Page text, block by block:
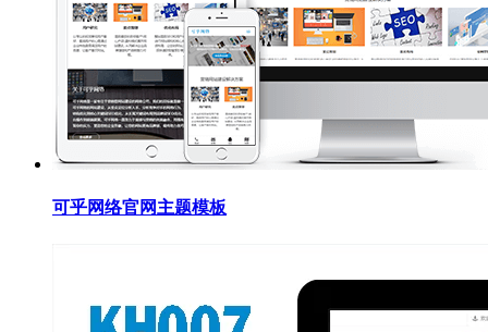
可乎网络官网主题模板